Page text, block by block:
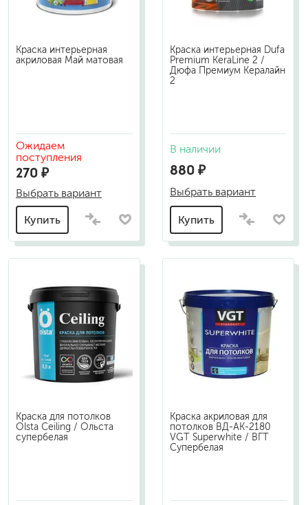
Краска интерьерная
акриловая Май матовая
Ожидаем
поступления
270 ₽
Выбрать вариант
Купить
Краска интерьерная Dufa
Premium KeraLine 2 /
Дюфа Премиум Кералайн
2
В наличии
880 ₽
Выбрать вариант
Купить
Краска для потолков
Olsta Ceiling / Ольста
супербелая
Краска акриловая для
потолков ВД-АК-2180
VGT Superwhite / ВГТ
Супербелая